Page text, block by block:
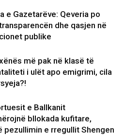
e Gazetarëve: Qeveria po
dhe qasjen në
publike
më pak në klasë të
i ulët apo emigrimi, cila
e Ballkanit
bllokada kufitare,
pezullimin e rregullit Shengen